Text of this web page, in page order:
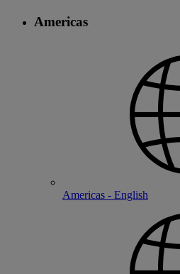
Americas
Americas - English